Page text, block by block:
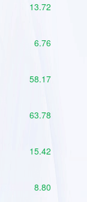
13.72
6.76
58.17
63.78
15.42
8.80